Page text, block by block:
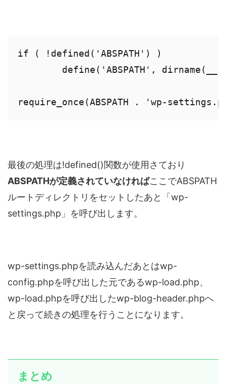
if ( !defined('ABSPATH') )
require_once(ABSPATH . 'wp-
最後の処理は!defined()関数が使用さており
ABSPATHが定義されていなければここでABSPATH
ルートディレクトリをセットしたあと「wp-
settings.php」を呼び出します。
wp-settings.phpを読み込んだあとはwp-
config.phpを呼び出した元であるwp-load.php、
wp-load.phpを呼び出したwp-blog-header.phpへ
と戻って続きの処理を行うことになります。
まとめ